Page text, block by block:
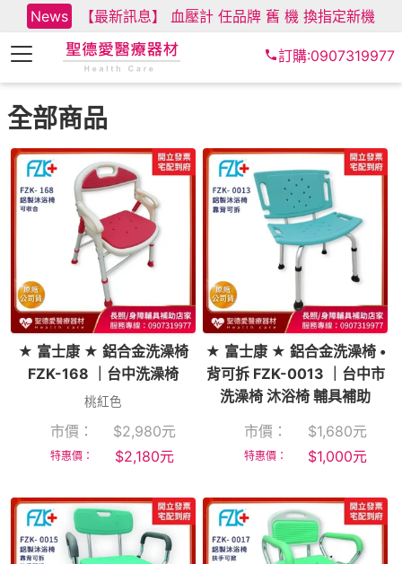
News 【最新訊息】 血壓計 任品牌 舊 機 換指定新機
訂購:0907319977
全部商品
★ 富士康 ★ 鋁合金洗澡椅
FZK-168 ｜台中洗澡椅
桃紅色
市價： $2,980元
特惠價： $2,180元
★ 富士康 ★ 鋁合金洗澡椅 •
背可拆 FZK-0013 ｜台中市
洗澡椅 沐浴椅 輔具補助
市價：
$1,680元
特惠價： $1,000元